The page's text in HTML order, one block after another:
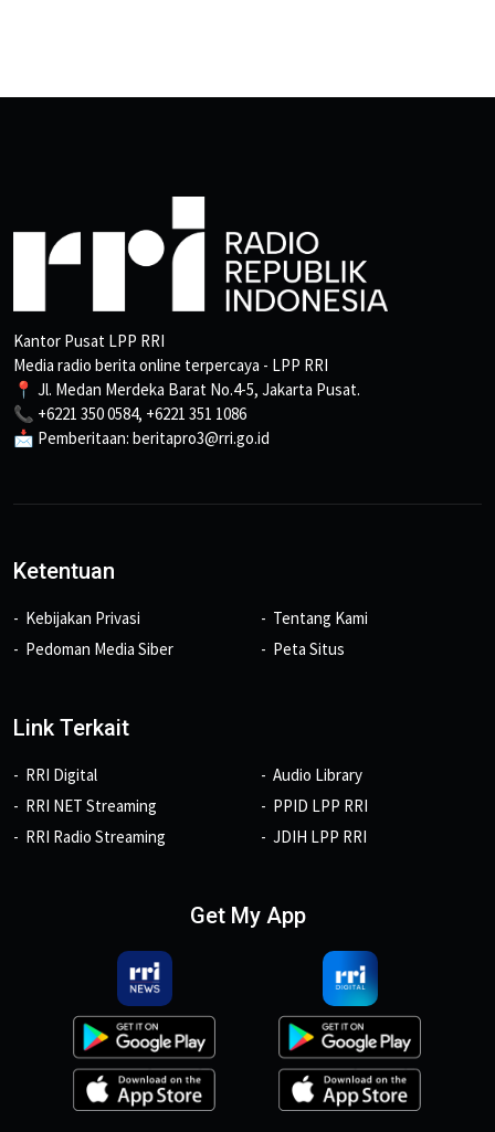
Kantor Pusat LPP RRI
Media radio berita online terpercaya - LPP RRI
📍 Jl. Medan Merdeka Barat No.4-5, Jakarta Pusat.
📞 +6221 350 0584, +6221 351 1086
📩 Pemberitaan: beritapro3@rri.go.id
Ketentuan
Kebijakan Privasi
Pedoman Media Siber
Tentang Kami
Peta Situs
Link Terkait
RRI Digital
RRI NET Streaming
RRI Radio Streaming
Audio Library
PPID LPP RRI
JDIH LPP RRI
Get My App